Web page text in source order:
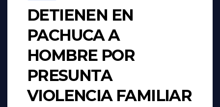
DETIENEN EN
PACHUCA A
HOMBRE POR
PRESUNTA
VIOLENCIA FAMILIAR